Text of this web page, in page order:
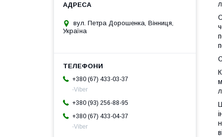
вул. Петра Дорошенка, Вінниця,
Україна
+380 (67) 433-03-37
-Viber
+380 (93) 256-88-95
+380 (67) 433-04-37
-Viber